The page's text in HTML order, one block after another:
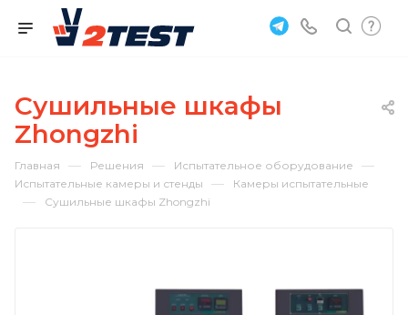
Сушильные шкафы
Zhongzhi
Главная — Решения — Испытательное оборудование —
Испытательные камеры и стенды — Камеры испытательные
— Сушильные шкафы Zhongzhi